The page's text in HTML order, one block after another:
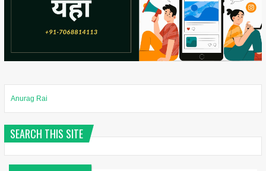
Anurag Rai
SEARCH THIS SITE